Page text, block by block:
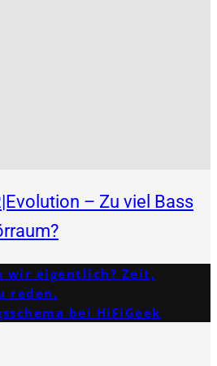
– Zu viel Bass
wir eigentlich? Zeit,
reden.
bei HiFiGeek